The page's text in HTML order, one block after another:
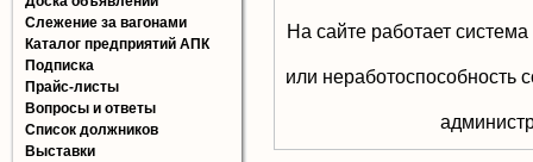
Слежение за вагонами
Каталог предприятий АПК
Подписка
Прайс-листы
Вопросы и ответы
Список должников
Выставки
На сайте работает
или неработоспособность